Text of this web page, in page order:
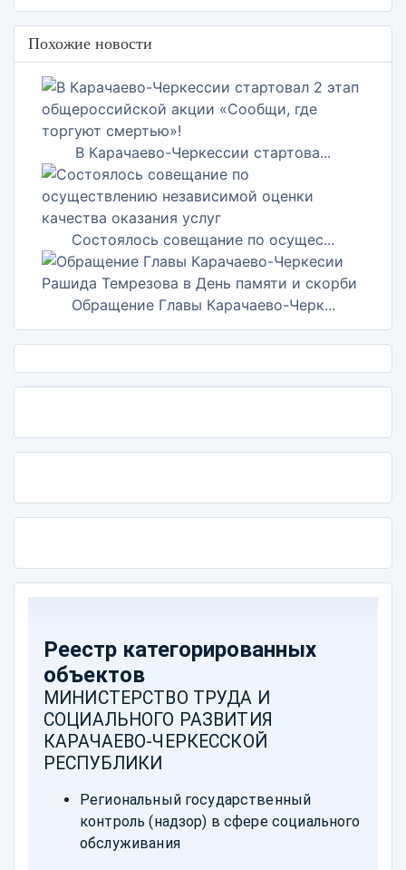
Похожие новости
В Карачаево-Черкессии стартова...
Состоялось совещание по осущес...
Обращение Главы Карачаево-Черк...